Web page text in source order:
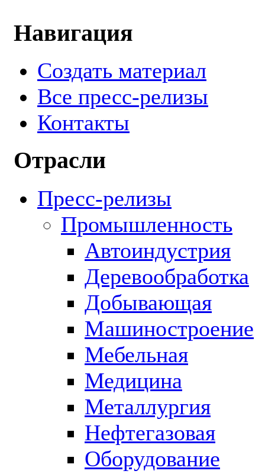
Навигация
Создать материал
Все пресс-релизы
Контакты
Отрасли
Пресс-релизы
Промышленность
Автоиндустрия
Деревообработка
Добывающая
Машиностроение
Мебельная
Медицина
Металлургия
Нефтегазовая
Оборудование